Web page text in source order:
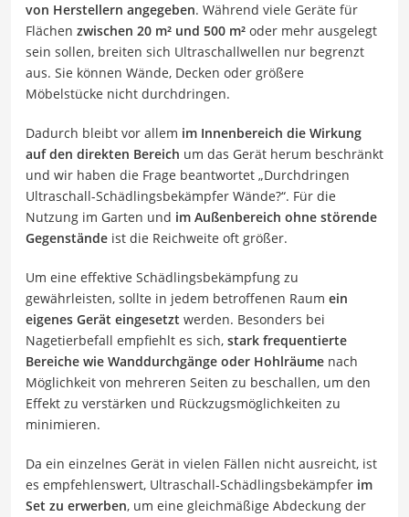
von Herstellern angegeben. Während viele Geräte für
Flächen zwischen 20 m² und 500 m² oder mehr ausgelegt
sein sollen, breiten sich Ultraschallwellen nur begrenzt
aus. Sie können Wände, Decken oder größere
Möbelstücke nicht durchdringen.
Dadurch bleibt vor allem im Innenbereich die Wirkung
auf den direkten Bereich um das Gerät herum beschränkt
und wir haben die Frage beantwortet „Durchdringen
Ultraschall-Schädlingsbekämpfer Wände?“. Für die
Nutzung im Garten und im Außenbereich ohne störende
Gegenstände ist die Reichweite oft größer.
Um eine effektive Schädlingsbekämpfung zu
gewährleisten, sollte in jedem betroffenen Raum ein
eigenes Gerät eingesetzt werden. Besonders bei
Nagetierbefall empfiehlt es sich, stark frequentierte
Bereiche wie Wanddurchgänge oder Hohlräume nach
Möglichkeit von mehreren Seiten zu beschallen, um den
Effekt zu verstärken und Rückzugsmöglichkeiten zu
minimieren.
Da ein einzelnes Gerät in vielen Fällen nicht ausreicht, ist
es empfehlenswert, Ultraschall-Schädlingsbekämpfer im
Set zu erwerben, um eine gleichmäßige Abdeckung der